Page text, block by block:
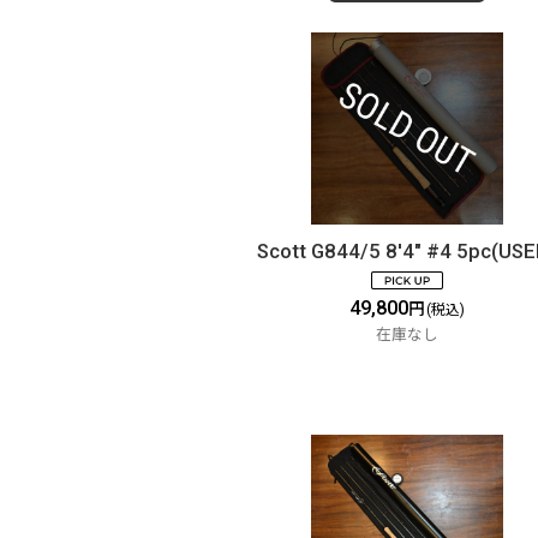
Scott G844/5 8'4" #4
49,800円(税込)
在庫なし